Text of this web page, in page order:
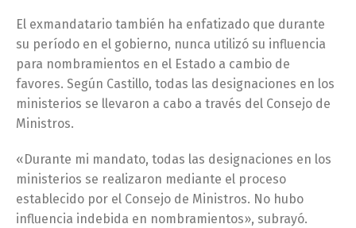
El exmandatario también ha enfatizado que durante
su período en el gobierno, nunca utilizó su influencia
para nombramientos en el Estado a cambio de
favores. Según Castillo, todas las designaciones en los
ministerios se llevaron a cabo a través del Consejo de
Ministros.
«Durante mi mandato, todas las designaciones en los
ministerios se realizaron mediante el proceso
establecido por el Consejo de Ministros. No hubo
influencia indebida en nombramientos», subrayó.